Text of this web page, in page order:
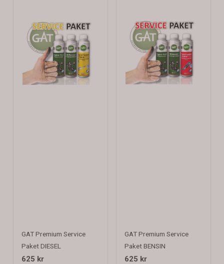
GAT Premium Service
Paket DIESEL
625 kr
GAT Premium Service
Paket BENSIN
625 kr